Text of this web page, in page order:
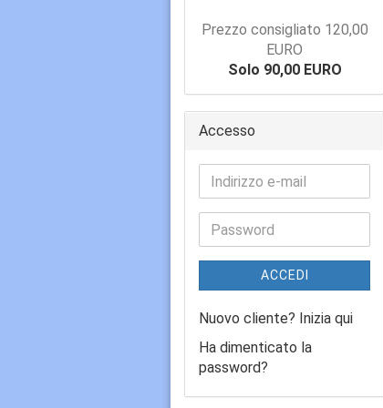
Prezzo consigliato 120,00
EURO
Solo 90,00 EURO
Accesso
ACCEDI
Nuovo cliente? Inizia qui
Ha dimenticato la
password?